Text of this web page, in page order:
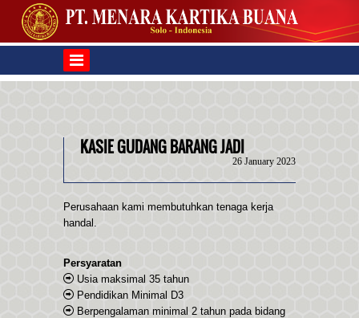
KASIE GUDANG BARANG JADI
26 January 2023
Perusahaan kami membutuhkan tenaga kerja
handal.
Persyaratan
Usia maksimal 35 tahun
Pendidikan Minimal D3
Berpengalaman minimal 2 tahun pada bidang